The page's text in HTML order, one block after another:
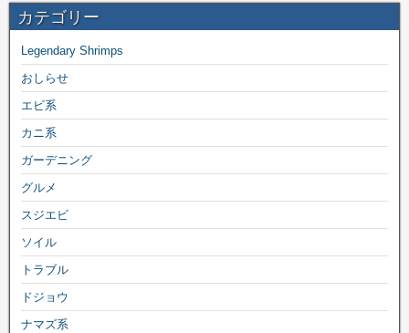
カテゴリー
Legendary Shrimps
おしらせ
エビ系
カニ系
ガーデニング
グルメ
スジエビ
ソイル
トラブル
ドジョウ
ナマズ系